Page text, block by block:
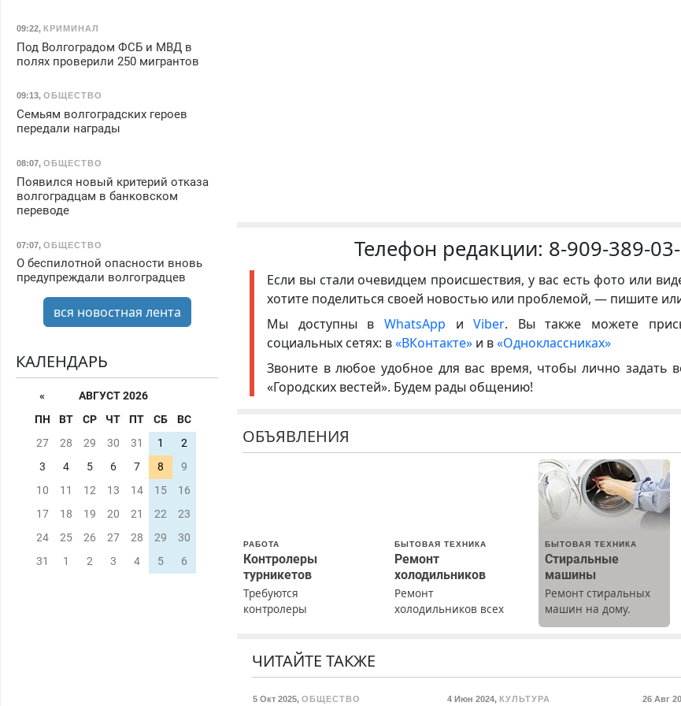
Телефон редакции: 8-909-389-
Если вы стали очевидцем происшествия, у вас есть фото или
хотите поделиться своей новостью или проблемой, — пишите
Мы доступны в WhatsApp иViber. Вы также можете
социальных сетях: в«ВКонтакте» и в«Одноклассниках»
Звоните в любое удобное для вас время, чтобы лично задать
«Городских вестей». Будем рады общению!
ОБЪЯВЛЕНИЯ
РАБОТА
Контролеры
турникетов
Требуются
контролеры
Подмосковье
(мужчины,
БЫТОВАЯ ТЕХНИКА
Ремонт
холодильников
Ремонт
холодильников всех
БЫТОВАЯ ТЕХНИКА
Стиральные
машины
Ремонт стиральных
машин на дому.
Выезд и диагностика
ЧИТАЙТЕ ТАКЖЕ
5 Окт 2025,ОБЩЕСТВО 4 Июн 2024, КУЛЬТУРА 26 Авг
09:22, КРИМИНАЛ
Под Волгоградом ФСБ и МВД в
полях проверили 250 мигрантов
09:13, ОБЩЕСТВО
Семьям волгоградских героев
передали награды
08:07, ОБЩЕСТВО
Появился новый критерий отказа
волгоградцам в банковском
переводе
07:07, ОБЩЕСТВО
О беспилотной опасности вновь
предупреждали волгоградцев
вся новостная лента
КАЛЕНДАРЬ
«
АВГУСТ 2026
ПН
ВТ СР ЧТ ПТ СБ
ВС
27
28 29 30 31 1
2
3
4 5 6 7 8
9
10
11 12 13 14 15
16
17
18 19 20 21 22
23
24
25 26 27 28 29
30
31
1 2 3 4 5 6